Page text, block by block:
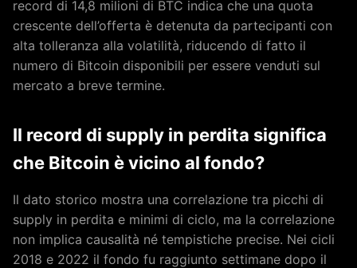
record di 14,8 milioni di BTC indica che una quota
crescente dell’offerta è detenuta da partecipanti con
alta tolleranza alla volatilità, riducendo di fatto il
numero di Bitcoin disponibili per essere venduti sul
mercato a breve termine.
Il record di supply in perdita significa
che Bitcoin è vicino al fondo?
Il dato storico mostra una correlazione tra picchi di
supply in perdita e minimi di ciclo, ma la correlazione
non implica causalità né tempistiche precise. Nei cicli
2018 e 2022 il fondo fu raggiunto settimane dopo il